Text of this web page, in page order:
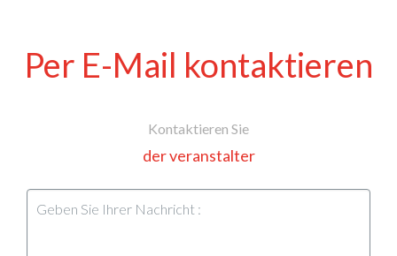
Per E-Mail kontaktieren
Kontaktieren Sie
der veranstalter